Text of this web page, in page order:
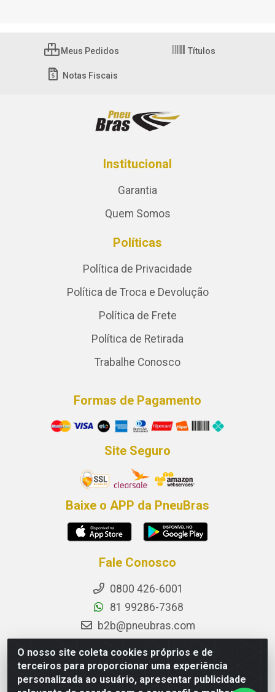
O nosso site coleta cookies próprios e de
terceiros para proporcionar uma experiência
personalizada ao usuário, apresentar publicidade
Meus Pedidos Títulos
Notas Fiscais
Institucional
Garantia
Quem Somos
Políticas
Política de Privacidade
Política de Troca e Devolução
Política de Frete
Política de Retirada
Trabalhe Conosco
Formas de Pagamento
Site Seguro
Baixe o APP da PneuBras
Fale Conosco
0800 426-6001
81 99286-7368
b2b@pneubras.com
Instagram
Facebook